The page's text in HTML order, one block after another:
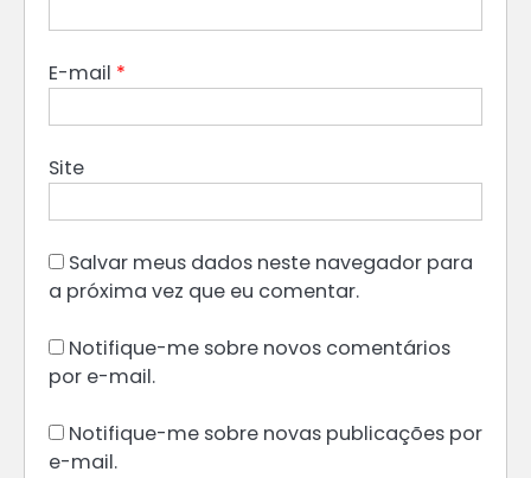
E-mail *
Site
Salvar meus dados neste navegador para
a próxima vez que eu comentar.
Notifique-me sobre novos comentários
por e-mail.
Notifique-me sobre novas publicações por
e-mail.